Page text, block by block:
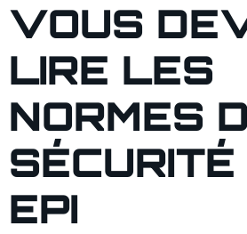
VOUS
LIRE LES
NORMES
EPI